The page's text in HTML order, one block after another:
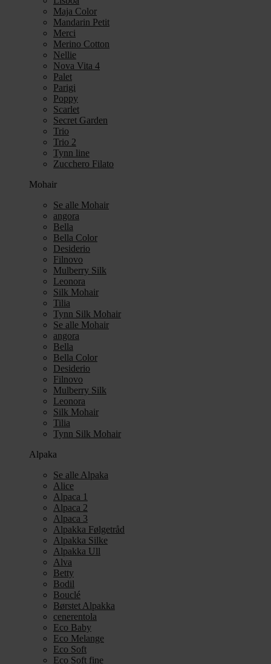
Maja Color
Mandarin Petit
Merci
Merino Cotton
Nellie
Nova Vita 4
Palet
Parigi
Poppy
Scarlet
Secret Garden
Trio
Trio 2
Tynn line
Zucchero Filato
Mohair
Se alle Mohair
angora
Bella
Bella Color
Desiderio
Filnovo
Mulberry Silk
Leonora
Silk Mohair
Tilia
Tynn Silk Mohair
Se alle Mohair
angora
Bella
Bella Color
Desiderio
Filnovo
Mulberry Silk
Leonora
Silk Mohair
Tilia
Tynn Silk Mohair
Alpaka
Se alle Alpaka
Alice
Alpaca 1
Alpaca 2
Alpaca 3
Alpakka Følgetråd
Alpakka Silke
Alpakka Ull
Alva
Betty
Bodil
Bouclé
Børstet Alpakka
cenerentola
Eco Baby
Eco Melange
Eco Soft
Eco Soft fine